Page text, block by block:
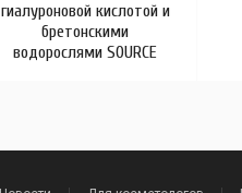
гиалуроновой кислотой и
бретонскими
водорослями SOURCE